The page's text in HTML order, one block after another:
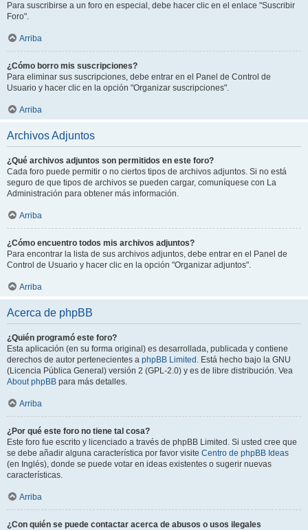
Para suscribirse a un foro en especial, debe hacer clic en el enlace "Suscribir
Foro".
Arriba
¿Cómo borro mis suscripciones?
Para eliminar sus suscripciones, debe entrar en el Panel de Control de
Usuario y hacer clic en la opción "Organizar suscripciones".
Arriba
Archivos Adjuntos
¿Qué archivos adjuntos son permitidos en este foro?
Cada foro puede permitir o no ciertos tipos de archivos adjuntos. Si no está
seguro de que tipos de archivos se pueden cargar, comuníquese con La
Administración para obtener más información.
Arriba
¿Cómo encuentro todos mis archivos adjuntos?
Para encontrar la lista de sus archivos adjuntos, debe entrar en el Panel de
Control de Usuario y hacer clic en la opción "Organizar adjuntos".
Arriba
Acerca de phpBB
¿Quién programó este foro?
Esta aplicación (en su forma original) es desarrollada, publicada y contiene
derechos de autor pertenecientes a phpBB Limited . Está hecho bajo la GNU
(Licencia Pública General) versión 2 (GPL-2.0) y es de libre distribución. Vea
About phpBB para más detalles.
Arriba
¿Por qué este foro no tiene tal cosa?
Este foro fue escrito y licenciado a través de phpBB Limited. Si usted cree que
se debe añadir alguna característica por favor visite Centro de phpBB Ideas
(en Inglés), donde se puede votar en ideas existentes o sugerir nuevas
características.
Arriba
¿Con quién se puede contactar acerca de abusos o usos ilegales